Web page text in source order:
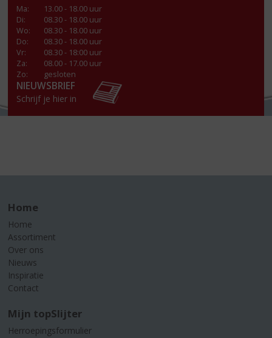
Ma:
13.00 - 18.00 uur
Di:
08.30 - 18.00 uur
Wo:
08.30 - 18.00 uur
Do:
08.30 - 18.00 uur
Vr:
08.30 - 18:00 uur
Za:
08.00 - 17.00 uur
Zo:
gesloten
NIEUWSBRIEF
Schrijf je hier in
Home
Home
Assortiment
Over ons
Nieuws
Inspiratie
Contact
Mijn topSlijter
Herroepingsformulier